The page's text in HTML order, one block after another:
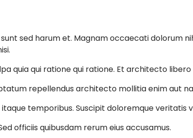
sed harum et. Magnam occaecati dolorum
quia qui ratione qui ratione. Et architecto libero
repellendus architecto mollitia enim aut
temporibus. Suscipit doloremque veritatis
officiis quibusdam rerum eius accusamus.